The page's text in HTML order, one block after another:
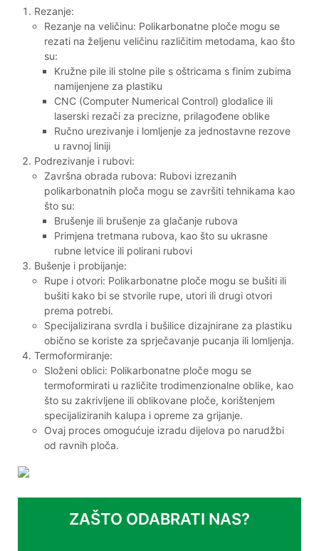
Rezanje:
Rezanje na veličinu: Polikarbonatne ploče mogu se
rezati na željenu veličinu različitim metodama, kao što
su:
Kružne pile ili stolne pile s oštricama s finim zubima
namijenjene za plastiku
CNC (Computer Numerical Control) glodalice ili
laserski rezači za precizne, prilagođene oblike
Ručno urezivanje i lomljenje za jednostavne rezove
u ravnoj liniji
Podrezivanje i rubovi:
Završna obrada rubova: Rubovi izrezanih
polikarbonatnih ploča mogu se završiti tehnikama kao
što su:
Brušenje ili brušenje za glačanje rubova
Primjena tretmana rubova, kao što su ukrasne
rubne letvice ili polirani rubovi
Bušenje i probijanje:
Rupe i otvori: Polikarbonatne ploče mogu se bušiti ili
bušiti kako bi se stvorile rupe, utori ili drugi otvori
prema potrebi.
Specijalizirana svrdla i bušilice dizajnirane za plastiku
obično se koriste za sprječavanje pucanja ili lomljenja.
Termoformiranje:
Složeni oblici: Polikarbonatne ploče mogu se
termoformirati u različite trodimenzionalne oblike, kao
što su zakrivljene ili oblikovane ploče, korištenjem
specijaliziranih kalupa i opreme za grijanje.
Ovaj proces omogućuje izradu dijelova po narudžbi
od ravnih ploča.
ZAŠTO ODABRATI NAS?